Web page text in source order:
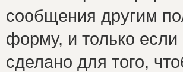
сообщения другим
форму, и только
сделано для того,